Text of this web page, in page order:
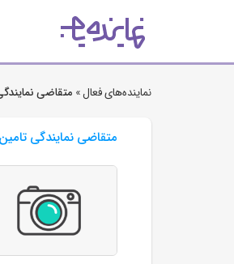
نماینده‌های فعال » متقاضی
متقاضی نمایندگی